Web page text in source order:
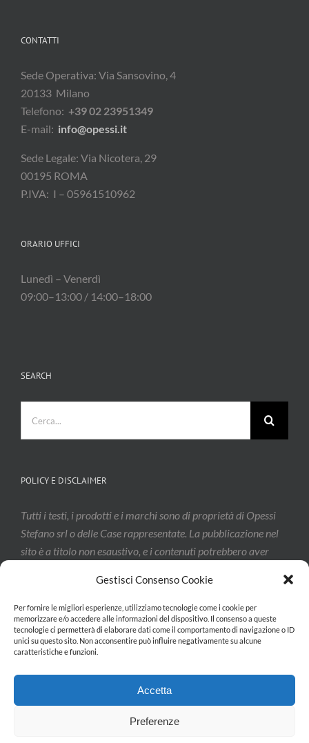
Gestisci Consenso Cookie
Per fornire le migliori esperienze, utilizziamo tecnologie come i cookie per
memorizzare e/o accedere alle informazioni del dispositivo. Il consenso a queste
tecnologie ci permetterà di elaborare dati come il comportamento di navigazione o ID
unici su questo sito. Non acconsentire può influire negativamente su alcune
caratteristiche e funzioni.
Accetta
Preferenze
CONTATTI
Sede Operativa: Via Sansovino, 4
20133 Milano
Telefono: +39 02 23951349
E-mail: info@opessi.it
Sede Legale: Via Nicotera, 29
00195 ROMA
P.IVA: I – 05961510962
ORARIO UFFICI
Lunedì – Venerdì
09:00–13:00 / 14:00–18:00
SEARCH
per:
POLICY E DISCLAIMER
Tutti i testi, i prodotti e i marchi sono di proprietà di Opessi
Stefano srl o delle Case rappresentate. La pubblicazione nel
sito è a titolo non esaustivo, e i contenuti potrebbero aver
l’effettivo aggiornamento.
Privacy & Cookie Policy